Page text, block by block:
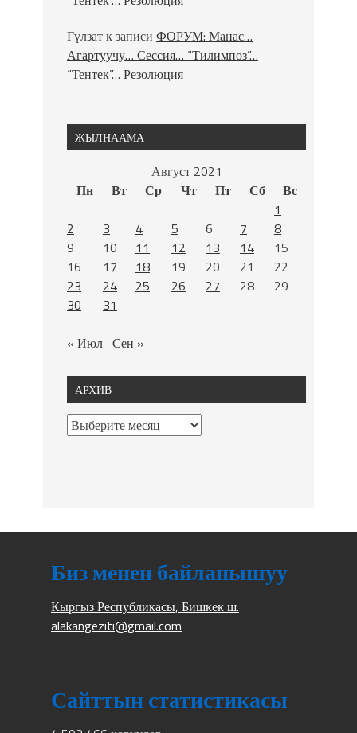
Гүлзатк записи ФОРУМ: Манас…
Агартуучу… Сессия… “Тилимпоз”…
“Тентек”… Резолюция
ЖЫЛНААМА
Август 2021
Пн
Вт Ср Чт Пт Сб
Вс
1
2
3 4 5 6 7
8
9
10 11 12 13 14
15
16
17 18 19 20 21
22
23
24 25 26 27 28
29
30
31
« Июл Сен »
АРХИВ
Биз менен байланышуу
Кыргыз Республикасы, Бишкек ш.
alakangeziti@gmail.com
Сайттын статистикасы